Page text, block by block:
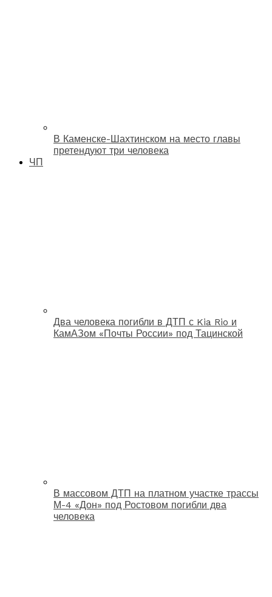
В Каменске-Шахтинском на место главы
претендуют три человека
ЧП
Два человека погибли в ДТП с Kia Rio и
КамАЗом «Почты России» под Тацинской
В массовом ДТП на платном участке трассы
М-4 «Дон» под Ростовом погибли два
человека